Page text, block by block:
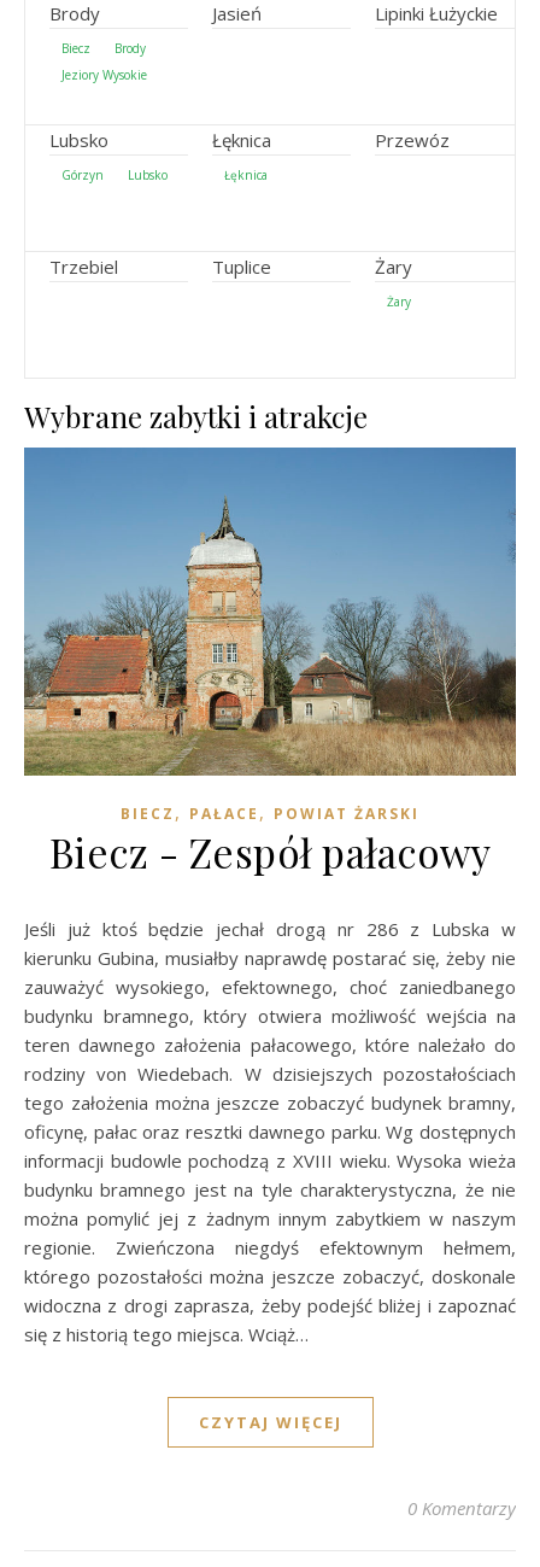
Brody Jasień Lipinki Łużyckie
Biecz
Brody
Jeziory Wysokie
Lubsko Łęknica Przewóz
Górzyn Lubsko Łęknica
Trzebiel Tuplice Żary
Żary
Wybrane zabytki i atrakcje
BIECZ , PAŁACE , POWIAT ŻARSKI
Biecz - Zespół pałacowy
Jeśli już ktoś będzie jechał drogą nr 286 z Lubska w
kierunku Gubina, musiałby naprawdę postarać się, żeby nie
zauważyć wysokiego, efektownego, choć zaniedbanego
budynku bramnego, który otwiera możliwość wejścia na
teren dawnego założenia pałacowego, które należało do
rodziny von Wiedebach. W dzisiejszych pozostałościach
tego założenia można jeszcze zobaczyć budynek bramny,
oficynę, pałac oraz resztki dawnego parku. Wg dostępnych
informacji budowle pochodzą z XVIII wieku. Wysoka wieża
budynku bramnego jest na tyle charakterystyczna, że nie
można pomylić jej z żadnym innym zabytkiem w naszym
regionie. Zwieńczona niegdyś efektownym hełmem,
którego pozostałości można jeszcze zobaczyć, doskonale
widoczna z drogi zaprasza, żeby podejść bliżej i zapoznać
się z historią tego miejsca. Wciąż…
CZYTAJ WIĘCEJ
0 Komentarzy